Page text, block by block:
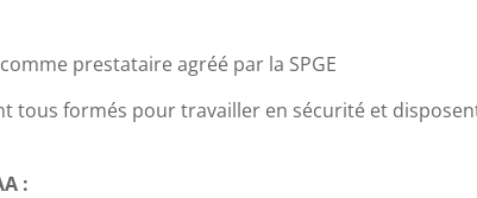
prestataire agréé par la SPGE
tous formés pour travailler en sécurité et
: